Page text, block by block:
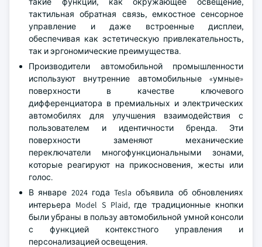
тактильная обратная связь, емкостное сенсорное
управление и даже встроенные дисплеи,
обеспечивая как эстетическую привлекательность,
так и эргономические преимущества.
Производители автомобильной промышленности
используют внутренние автомобильные «умные»
поверхности в качестве ключевого
дифференциатора в премиальных и электрических
автомобилях для улучшения взаимодействия с
пользователем и идентичности бренда. Эти
поверхности заменяют механические
переключатели многофункциональными зонами,
которые реагируют на прикосновения, жесты или
голос.
В январе 2024 года Tesla объявила об обновлениях
интерьера Model S Plaid, где традиционные кнопки
были убраны в пользу автомобильной умной консоли
с функцией контекстного управления и
персонализацией освещения.